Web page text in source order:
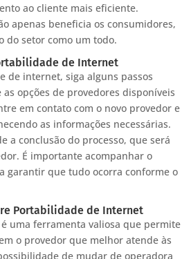
ao cliente mais eficiente.
apenas beneficia os consumidores,
do setor como um todo.
de Internet
de internet, siga alguns passos
opções de provedores disponíveis
em contato com o novo provedor e
as informações necessárias.
a conclusão do processo, que será
É importante acompanhar o
garantir que tudo ocorra conforme o
Portabilidade de Internet
uma ferramenta valiosa que permite
o provedor que melhor atende às
de mudar de operadora